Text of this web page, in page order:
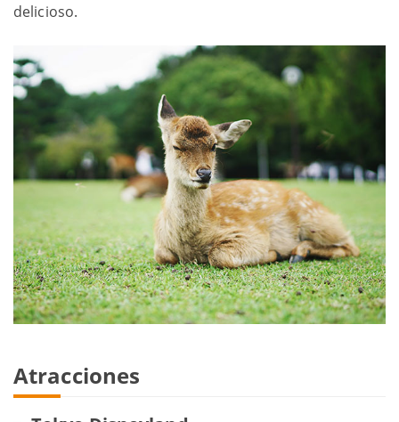
delicioso.
Atracciones